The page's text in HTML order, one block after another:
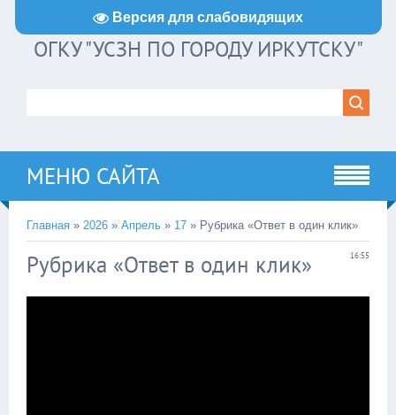
Версия для слабовидящих
ОГКУ "УСЗН ПО ГОРОДУ ИРКУТСКУ"
МЕНЮ САЙТА
Главная » 2026 » Апрель » 17 » Рубрика «Ответ в один клик»
16:55
Рубрика «Ответ в один клик»